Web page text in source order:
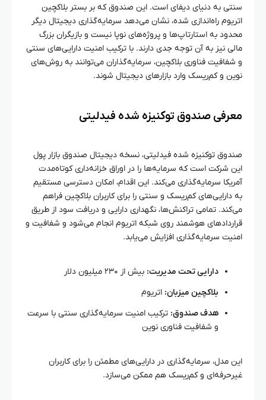
سنتی به دنیای دیفای است. این صندوق که بر بستر بلاکچین
اتریوم راه‌اندازی شده، نشان می‌دهد سرمایه‌گذاری دیجیتال دیگر
محدود به استارتاپ‌ها و پروژه‌های نوپا نیست و بازیگران بزرگ
مالی نیز به آن توجه جدی دارند. با ترکیب امنیت دارایی‌های سنتی
و شفافیت فناوری بلاکچین، سرمایه‌گذاران می‌توانند به روش‌های
نوین و کم‌ریسک وارد بازارهای دیجیتال شوند.
معرفی صندوق توکنیزه‌ شده فیدلیتی
صندوق توکنیزه‌ شده فیدلیتی، نسخه دیجیتال صندوق بازار پول
این شرکت است که سرمایه‌ها را در اوراق خزانه‌داری کوتاه‌مدت
آمریکا سرمایه‌گذاری می‌کند. این اقدام، امکان دسترسی مستقیم
به دارایی‌های کم‌ریسک و سنتی را برای کاربران بلاکچین فراهم
می‌کند. تمامی تراکنش‌ها، نگهداری دارایی و دریافت سود از طریق
قراردادهای هوشمند روی شبکه اتریوم انجام می‌شود و شفافیت و
امنیت سرمایه‌گذاری افزایش می‌یابد.
دارایی تحت مدیریت: بیش از ۲۳۰ میلیون دلار
بلاکچین میزبان: اتریوم
هدف صندوق: ترکیب امنیت سرمایه‌گذاری سنتی با سرعت
و شفافیت فناوری نوین
این مدل، سرمایه‌گذاری در دارایی‌های مطمئن را برای کاربران
غیرحرفه‌ای و کم‌ریسک هم ممکن می‌سازد.